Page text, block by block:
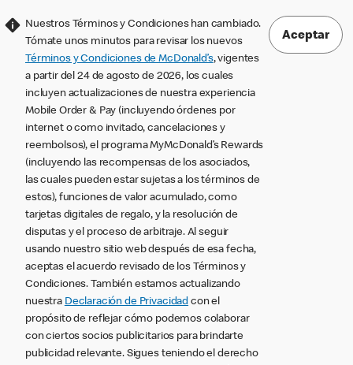
Nuestros Términos y Condiciones han cambiado.
Tómate unos minutos para revisar los nuevos
Términos y Condiciones de McDonald’s, vigentes
a partir del 24 de agosto de 2026, los cuales
incluyen actualizaciones de nuestra experiencia
Mobile Order & Pay (incluyendo órdenes por
internet o como invitado, cancelaciones y
reembolsos), el programa MyMcDonald’s Rewards
(incluyendo las recompensas de los asociados,
las cuales pueden estar sujetas a los términos de
estos), funciones de valor acumulado, como
tarjetas digitales de regalo, y la resolución de
disputas y el proceso de arbitraje. Al seguir
usando nuestro sitio web después de esa fecha,
aceptas el acuerdo revisado de los Términos y
Condiciones. También estamos actualizando
nuestra Declaración de Privacidad con el
propósito de reflejar cómo podemos colaborar
con ciertos socios publicitarios para brindarte
publicidad relevante. Sigues teniendo el derecho
Aceptar